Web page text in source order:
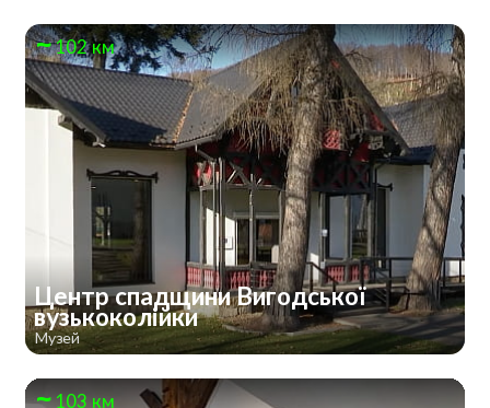
102 км
Центр спадщини Вигодської
вузькоколійки
Музей
103 км